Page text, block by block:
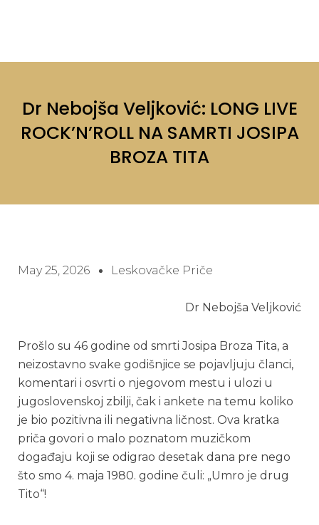
Dr Nebojša Veljković: LONG LIVE
ROCK’N’ROLL NA SAMRTI JOSIPA
BROZA TITA
May 25, 2026 Leskovačke Priče
Dr Nebojša Veljković
Prošlo su 46 godine od smrti Josipa Broza Tita, a
neizostavno svake godišnjice se pojavljuju članci,
komentari i osvrti o njegovom mestu i ulozi u
jugoslovenskoj zbilji, čak i ankete na temu koliko
je bio pozitivna ili negativna ličnost. Ova kratka
priča govori o malo poznatom muzičkom
događaju koji se odigrao desetak dana pre nego
što smo 4. maja 1980. godine čuli: „Umro je drug
Tito“!